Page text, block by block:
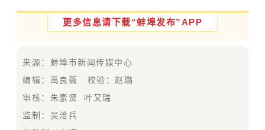
更多信息请下载“蚌埠发布”APP
来源：蚌埠市新闻传媒中心
编辑：禹良薇 校验：赵璐
审核：朱素贤 叶又瑞
监制：吴洽兵